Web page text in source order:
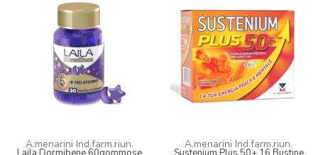
A.menarini Ind.farm.riun. A.menarini Ind.farm.riun.